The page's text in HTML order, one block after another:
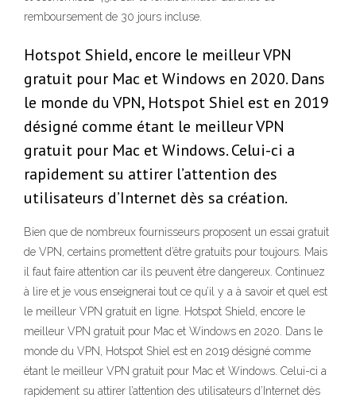
remboursement de 30 jours incluse.
Hotspot Shield, encore le meilleur VPN
gratuit pour Mac et Windows en 2020. Dans
le monde du VPN, Hotspot Shiel est en 2019
désigné comme étant le meilleur VPN
gratuit pour Mac et Windows. Celui-ci a
rapidement su attirer l’attention des
utilisateurs d’Internet dès sa création.
Bien que de nombreux fournisseurs proposent un essai gratuit
de VPN, certains promettent d’être gratuits pour toujours. Mais
il faut faire attention car ils peuvent être dangereux. Continuez
à lire et je vous enseignerai tout ce qu’il y a à savoir et quel est
le meilleur VPN gratuit en ligne. Hotspot Shield, encore le
meilleur VPN gratuit pour Mac et Windows en 2020. Dans le
monde du VPN, Hotspot Shiel est en 2019 désigné comme
étant le meilleur VPN gratuit pour Mac et Windows. Celui-ci a
rapidement su attirer l’attention des utilisateurs d’Internet dès